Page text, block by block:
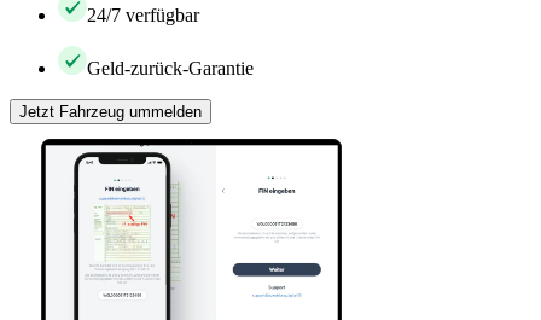
24/7 verfügbar
Geld-zurück-Garantie
Jetzt Fahrzeug ummelden